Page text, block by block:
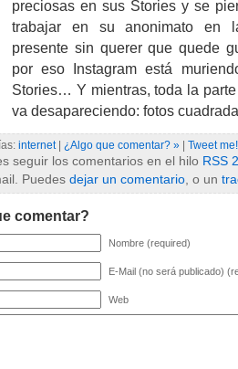
preciosas en sus Stories y se
trabajar en su anonimato en
presente sin querer que quede
por eso Instagram está
Stories… Y mientras, toda la
va desapareciendo: fotos
internet| ¿Algo que comentar? » | Tweet me!
seguir los comentarios en el hilo RSS
Puedes dejar un comentario , o un
comentar?
Nombre (required)
E-Mail (no será publicado)
Web